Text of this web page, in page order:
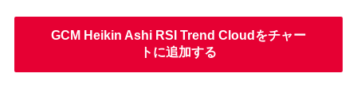
GCM Heikin Ashi RSI Trend Cloudをチャー
トに追加する